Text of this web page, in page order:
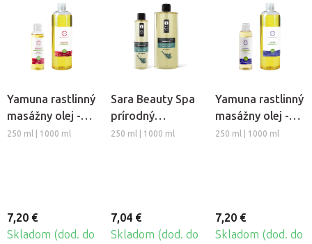
Yamuna rastlinný
masážny olej -
Granátové jablko
250 ml | 1000 ml
7,20 €
Skladom (dod. do
Sara Beauty Spa
prírodný
rastlinný
250 ml | 1000 ml
7,04 €
Skladom (dod. do
Yamuna rastlinný
masážny olej -
Levanduľa
250 ml | 1000 ml
7,20 €
Skladom (dod. do